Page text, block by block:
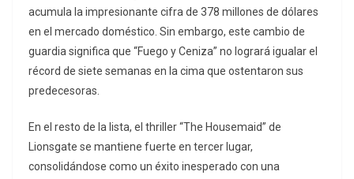
acumula la impresionante cifra de 378 millones de dólares
en el mercado doméstico. Sin embargo, este cambio de
guardia significa que “Fuego y Ceniza” no logrará igualar el
récord de siete semanas en la cima que ostentaron sus
predecesoras.
En el resto de la lista, el thriller “The Housemaid” de
Lionsgate se mantiene fuerte en tercer lugar,
consolidándose como un éxito inesperado con una